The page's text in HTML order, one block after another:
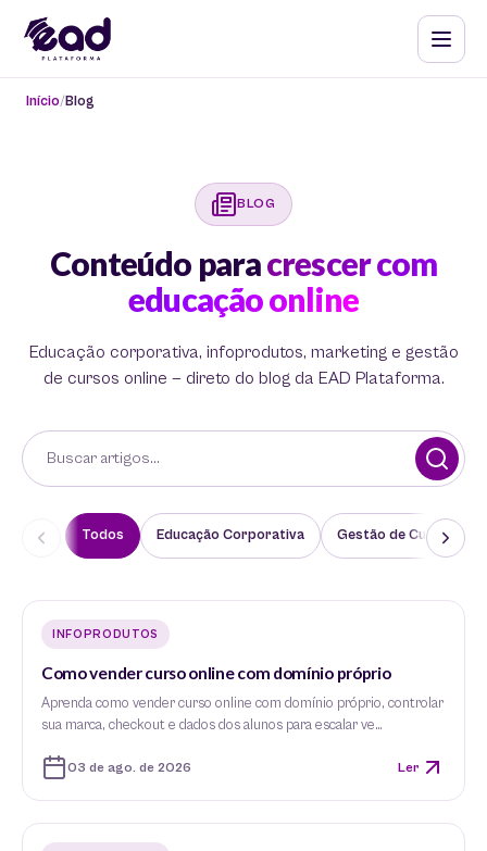
Início Blog
BLOG
Conteúdo paracrescer com
educação online
Educação corporativa, infoprodutos, marketing e gestão
de cursos online — direto do blog da EAD Plataforma.
Todos Educação Corporativa Gestão de Cursos
INFOPRODUTOS
Como vender curso online com domínio próprio
Aprenda como vender curso online com domínio próprio, controlar
sua marca, checkout e dados dos alunos para escalar ve…
03 de ago. de 2026 Ler